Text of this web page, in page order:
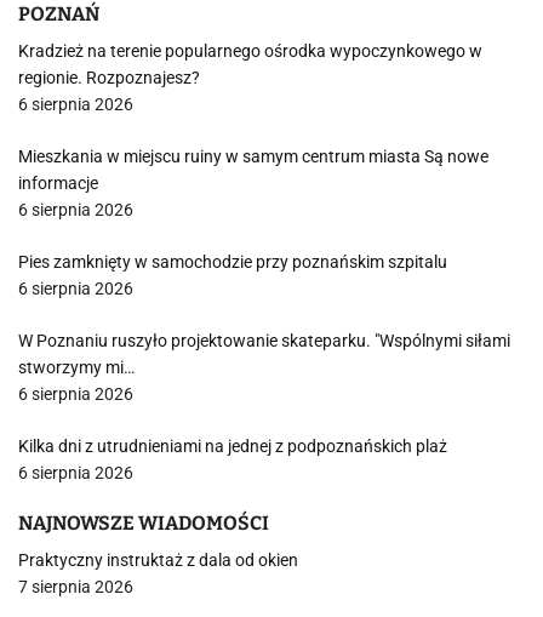
POZNAŃ
Kradzież na terenie popularnego ośrodka wypoczynkowego w
regionie. Rozpoznajesz?
6 sierpnia 2026
Mieszkania w miejscu ruiny w samym centrum miasta Są nowe
informacje
6 sierpnia 2026
Pies zamknięty w samochodzie przy poznańskim szpitalu
6 sierpnia 2026
W Poznaniu ruszyło projektowanie skateparku. "Wspólnymi siłami
stworzymy mi…
6 sierpnia 2026
Kilka dni z utrudnieniami na jednej z podpoznańskich plaż
6 sierpnia 2026
NAJNOWSZE WIADOMOŚCI
Praktyczny instruktaż z dala od okien
7 sierpnia 2026